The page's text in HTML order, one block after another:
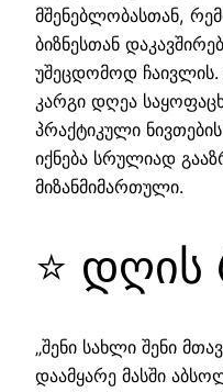
მშენებლობასთან,
ბიზნესთან
უშეცდომოდ
კარგი დღეა
პრაქტიკული
იქნება სრულიად
მიზანმიმართული.
⭐ დღის
„შენი სახლი შენი
დაამყარე მასში